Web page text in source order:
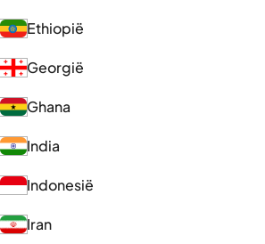
Ethiopië
Georgië
Ghana
India
Indonesië
Iran